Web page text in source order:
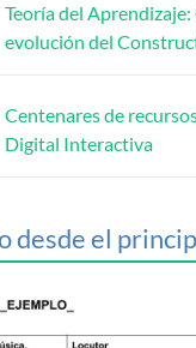
Teoría del
evolución del
Centenares de
Digital Interactiva
desde el